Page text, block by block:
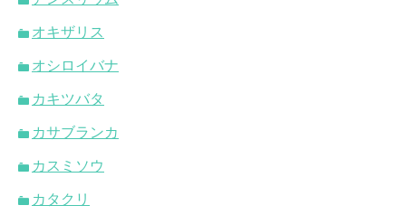
オキザリス
オシロイバナ
カキツバタ
カサブランカ
カスミソウ
カタクリ